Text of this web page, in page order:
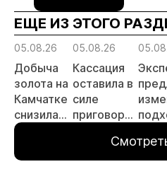
ЕЩЕ ИЗ ЭТОГО
05.08.26
Добыча
золота на
Камчатке
снизилась
на 20,3%
полугодии
05.08.26
Кассация
оставила в
силе
приговор
незаконной
добыче 43